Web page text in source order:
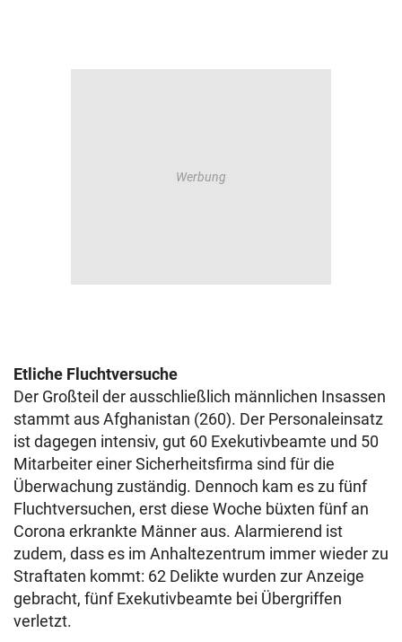
Etliche Fluchtversuche
Der Großteil der ausschließlich männlichen Insassen
stammt aus Afghanistan (260). Der Personaleinsatz
ist dagegen intensiv, gut 60 Exekutivbeamte und 50
Mitarbeiter einer Sicherheitsfirma sind für die
Überwachung zuständig. Dennoch kam es zu fünf
Fluchtversuchen, erst diese Woche büxten fünf an
Corona erkrankte Männer aus. Alarmierend ist
zudem, dass es im Anhaltezentrum immer wieder zu
Straftaten kommt: 62 Delikte wurden zur Anzeige
gebracht, fünf Exekutivbeamte bei Übergriffen
verletzt.